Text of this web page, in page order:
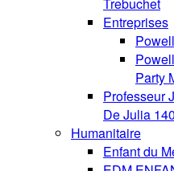
Entreprises
Party
Professeur
De Julia
Humanitaire
Enfant du